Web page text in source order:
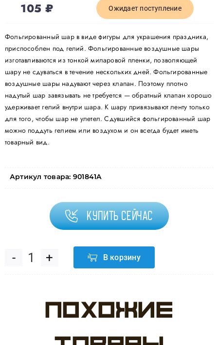
Политика конфиденциальности
105 ₽ Ожидает поступление
Фольгированный шар в виде фигуры для украшения праздника,
приспособлен под гелий. Фольгированные воздушные шары
изготавливаются из тонкой миларовой пленки, позволяющей
шару не сдуваться в течение нескольких дней. Фольгированные
воздушные шары надувают через клапан. Поэтому плотно
надутый шар завязывать не требуется — обратный клапан хорошо
удерживает гелий внутри шара. К шару привязывают ленту только
для того, чтобы шар не улетел. Сдувшийся фольгированный шар
можно поддуть гелием или воздухом и он всегда будет иметь
товарный вид.
Артикул товара: 901841A
Купить сейчас
Количество
Шар
В корзину
Похожие